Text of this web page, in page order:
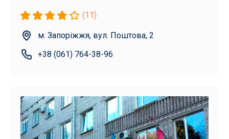
(11)
м. Запоріжжя, вул. Поштова, 2
+38 (061) 764-38-96